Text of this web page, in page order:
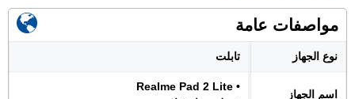
مواصفات عامة
نوع الجهاز تابلت
اسم الجهاز
• Realme Pad 2 Lite